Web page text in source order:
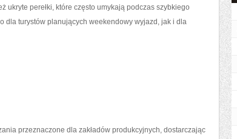
ukryte perełki, które często umykają podczas szybkiego
dla turystów planujących weekendowy wyjazd, jak i dla
przeznaczone dla zakładów produkcyjnych, dostarczając